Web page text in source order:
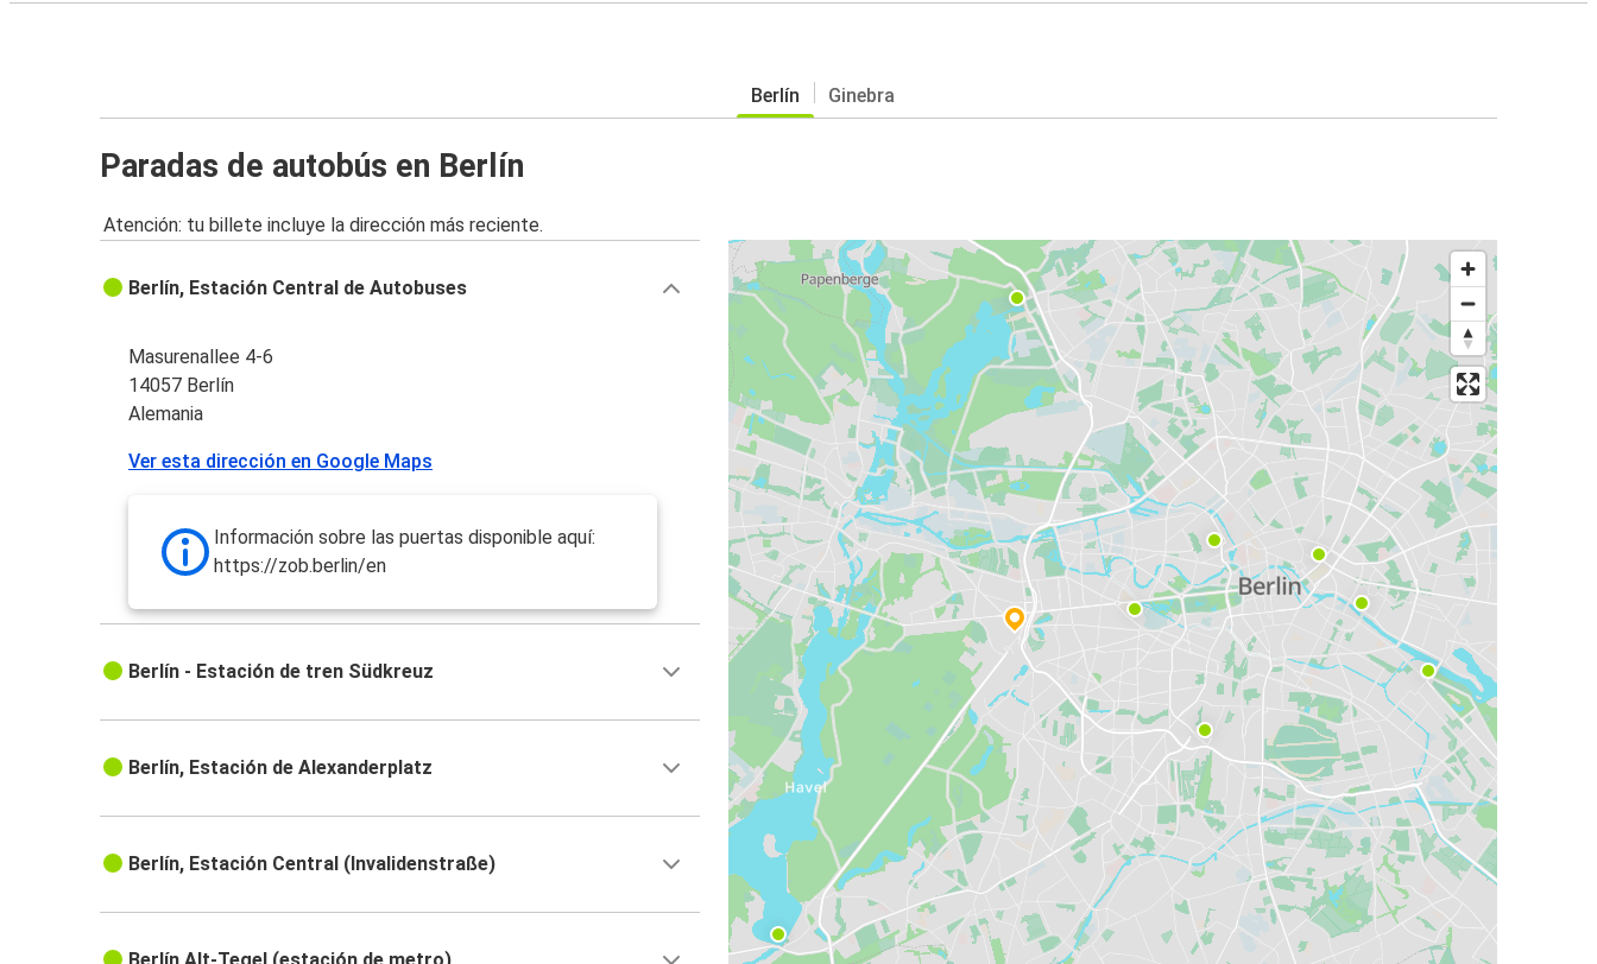
Berlín Ginebra
Paradas de autobús en Berlín
Atención: tu billete incluye la dirección más reciente.
Berlín, Estación Central de Autobuses
Masurenallee 4-6
14057 Berlín
Alemania
Ver esta dirección en Google Maps
Información sobre las puertas disponible aquí:
https://zob.berlin/en
Berlín - Estación de tren Südkreuz
Berlín, Estación de Alexanderplatz
Berlín, Estación Central (Invalidenstraße)